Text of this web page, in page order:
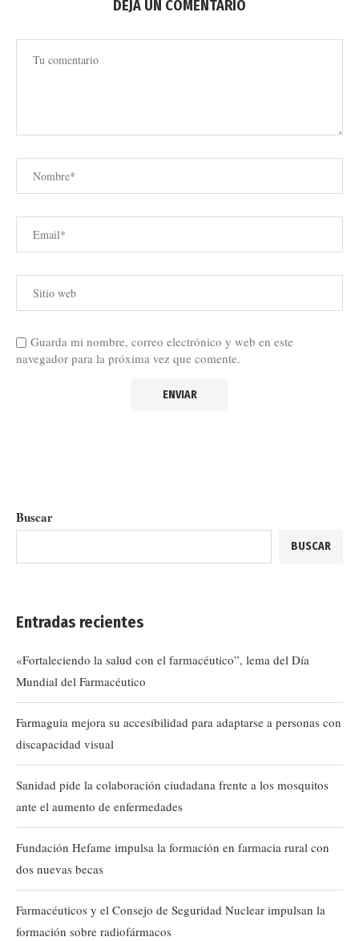
DEJA UN COMENTARIO
Guarda mi nombre, correo electrónico y web en este
navegador para la próxima vez que comente.
Buscar
BUSCAR
Entradas recientes
«Fortaleciendo la salud con el farmacéutico”, lema del Día
Mundial del Farmacéutico
Farmaguia mejora su accesibilidad para adaptarse a personas con
discapacidad visual
Sanidad pide la colaboración ciudadana frente a los mosquitos
ante el aumento de enfermedades
Fundación Hefame impulsa la formación en farmacia rural con
dos nuevas becas
Farmacéuticos y el Consejo de Seguridad Nuclear impulsan la
formación sobre radiofármacos